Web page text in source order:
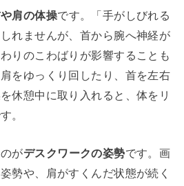
肩の体操です。「手がしびれる
れませんが、首から腕へ神経が
りのこわばりが影響することも
をゆっくり回したり、首を左右
休憩中に取り入れると、体をリ
。
がデスクワークの姿勢です。画
勢や、肩がすくんだ状態が続く